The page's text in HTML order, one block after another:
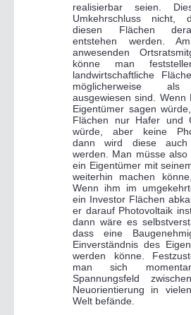
realisierbar seien.
Umkehrschluss nicht,
diesen Flächen
entstehen werden.
anwesenden
könne man
landwirtschaftliche
möglicherweise als
ausgewiesen sind. Wenn
Eigentümer sagen
Flächen nur Hafer und
würde, aber keine
dann wird diese
werden. Man müsse also
ein Eigentümer mit
weiterhin machen
Wenn ihm im
ein Investor Flächen
er darauf Photovoltaik
dann wäre es
dass eine
Einverständnis des
werden könne.
man sich
Spannungsfeld
Neuorientierung in
Welt befände.